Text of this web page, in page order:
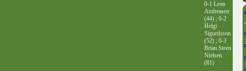
0-1 Leon
Andreasen
(44) ; 0-2
Helgi
Sigurdsson
(52) ; 0-3
Brian Steen
Nielsen
(81)